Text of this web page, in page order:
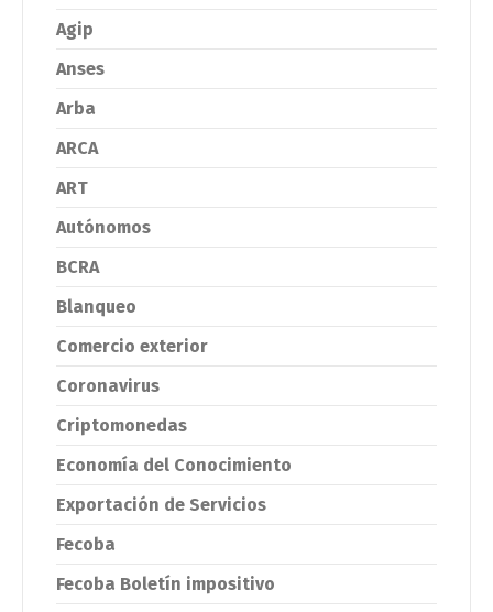
Agip
Anses
Arba
ARCA
ART
Autónomos
BCRA
Blanqueo
Comercio exterior
Coronavirus
Criptomonedas
Economía del Conocimiento
Exportación de Servicios
Fecoba
Fecoba Boletín impositivo